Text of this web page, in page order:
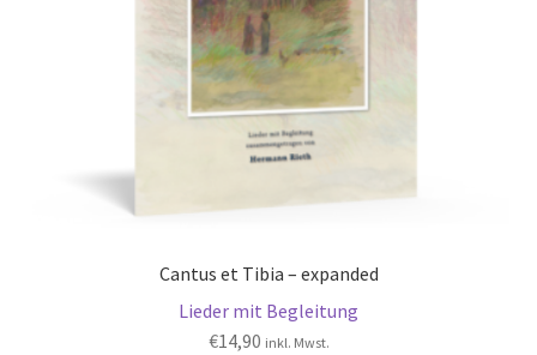
Cantus et Tibia – expanded
Lieder mit Begleitung
€14,90 inkl. Mwst.